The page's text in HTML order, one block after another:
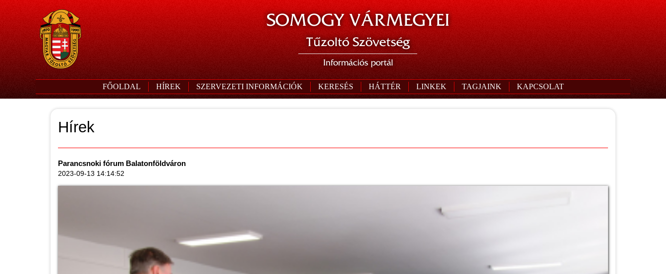
SOMOGY VÁRMEGYEI
Tűzoltó Szövetség
Információs portál
FŐOLDAL HÍREK SZERVEZETI INFORMÁCIÓK KERESÉS HÁTTÉR LINKEK TAGJAINK KAPCSOLAT
Hírek
Parancsnoki fórum Balatonföldváron
2023-09-13 14:14:52